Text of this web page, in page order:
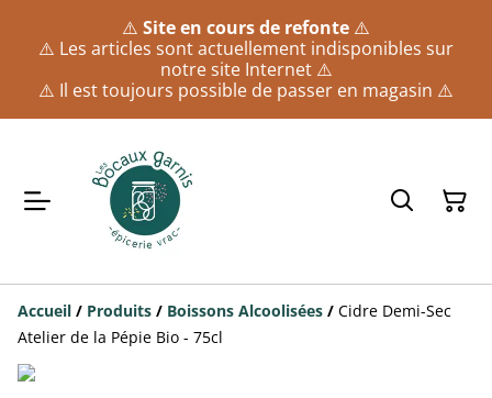
⚠️ Site en cours de refonte ⚠️
⚠️ Les articles sont actuellement indisponibles sur
notre site Internet ⚠️
⚠️ Il est toujours possible de passer en magasin ⚠️
Accueil / Produits / Boissons Alcoolisées / Cidre Demi-Sec
Atelier de la Pépie Bio - 75cl